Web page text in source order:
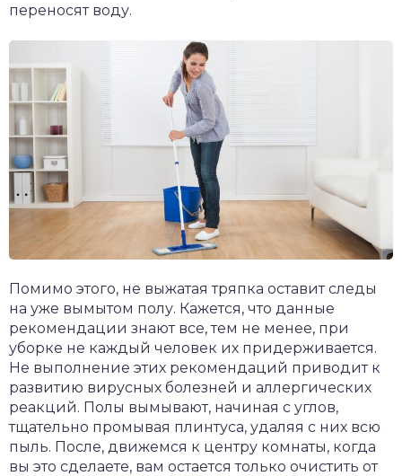
переносят воду.
Помимо этого, не выжатая тряпка оставит следы
на уже вымытом полу. Кажется, что данные
рекомендации знают все, тем не менее, при
уборке не каждый человек их придерживается.
Не выполнение этих рекомендаций приводит к
развитию вирусных болезней и аллергических
реакций. Полы вымывают, начиная с углов,
тщательно промывая плинтуса, удаляя с них всю
пыль. После, движемся к центру комнаты, когда
вы это сделаете, вам остается только очистить от